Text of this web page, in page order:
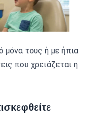
μόνα τους ή με ήπια
που χρειάζεται η